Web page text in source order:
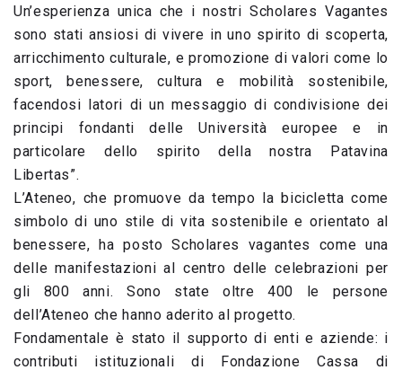
Un’esperienza unica che i nostri Scholares Vagantes
sono stati ansiosi di vivere in uno spirito di scoperta,
arricchimento culturale, e promozione di valori come lo
sport, benessere, cultura e mobilità sostenibile,
facendosi latori di un messaggio di condivisione dei
principi fondanti delle Università europee e in
particolare dello spirito della nostra Patavina
Libertas”.
L’Ateneo, che promuove da tempo la bicicletta come
simbolo di uno stile di vita sostenibile e orientato al
benessere, ha posto Scholares vagantes come una
delle manifestazioni al centro delle celebrazioni per
gli 800 anni. Sono state oltre 400 le persone
dell’Ateneo che hanno aderito al progetto.
Fondamentale è stato il supporto di enti e aziende: i
contributi istituzionali di Fondazione Cassa di